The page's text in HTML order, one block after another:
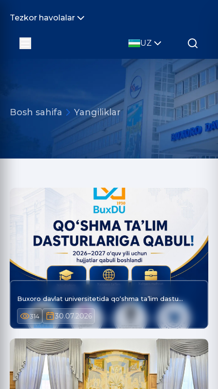
Tezkor havolalar
UZ
Bosh sahifa Yangiliklar
Buxoro davlat universitetida qo‘shma ta’lim dastu…
314 30.07.2026